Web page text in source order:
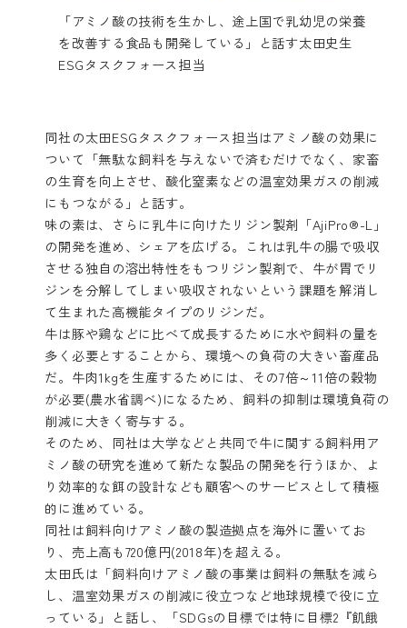
「アミノ酸の技術を生かし、途上国で乳幼児の栄養
を改善する食品も開発している」と話す太田史生
ESGタスクフォース担当
同社の太田ESGタスクフォース担当はアミノ酸の効果に
ついて「無駄な飼料を与えないで済むだけでなく、家畜
の生育を向上させ、酸化窒素などの温室効果ガスの削減
にもつながる」と話す。
味の素は、さらに乳牛に向けたリジン製剤「AjiPro®-L」
の開発を進め、シェアを広げる。これは乳牛の腸で吸収
させる独自の溶出特性をもつリジン製剤で、牛が胃でリ
ジンを分解してしまい吸収されないという課題を解消し
て生まれた高機能タイプのリジンだ。
牛は豚や鶏などに比べて成長するために水や飼料の量を
多く必要とすることから、環境への負荷の大きい畜産品
だ。牛肉1kgを生産するためには、その7倍～11倍の穀物
が必要(農水省調べ)になるため、飼料の抑制は環境負荷の
削減に大きく寄与する。
そのため、同社は大学などと共同で牛に関する飼料用ア
ミノ酸の研究を進めて新たな製品の開発を行うほか、よ
り効率的な餌の設計なども顧客へのサービスとして積極
的に進めている。
同社は飼料向けアミノ酸の製造拠点を海外に置いてお
り、売上高も720億円(2018年)を超える。
太田氏は「飼料向けアミノ酸の事業は飼料の無駄を減ら
し、温室効果ガスの削減に役立つなど地球規模で役に立
っている」と話し、「SDGsの目標では特に目標2『飢餓